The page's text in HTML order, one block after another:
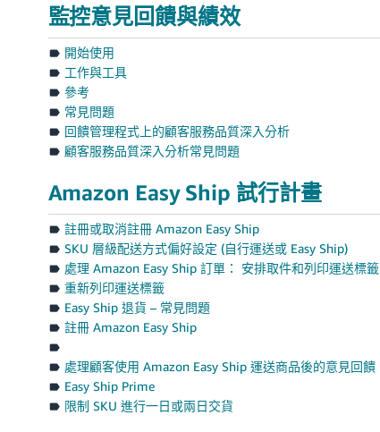
監控意見回饋與績效
開始使用
工作與工具
參考
常見問題
回饋管理程式上的顧客服務品質深入分析
顧客服務品質深入分析常見問題
Amazon Easy Ship 試行計畫
註冊或取消註冊 Amazon Easy Ship
SKU 層級配送方式偏好設定 (自行運送或 Easy Ship)
處理 Amazon Easy Ship 訂單： 安排取件和列印運送標籤
重新列印運送標籤
Easy Ship 退貨 – 常見問題
註冊 Amazon Easy Ship
處理顧客使用 Amazon Easy Ship 運送商品後的意見回饋
Easy Ship Prime
限制 SKU 進行一日或兩日交貨